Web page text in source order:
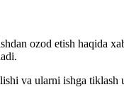
ozod etish haqida
va ularni ishga tiklash